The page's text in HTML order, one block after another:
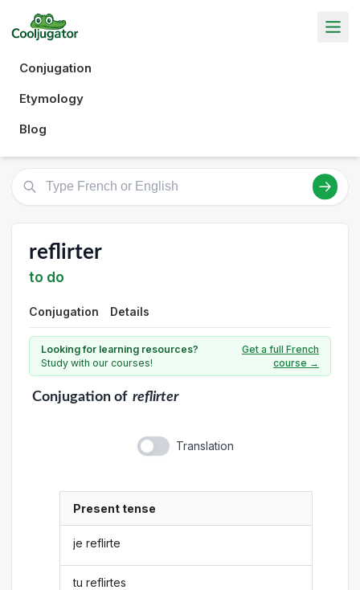
Conjugation
Etymology
Blog
reflirter
to do
Conjugation Details
Looking for learning resources?
Study with our courses!
Get a full French
course →
Conjugationof reflirter
Translation
Present tense
je reflirte
tu reflirtes